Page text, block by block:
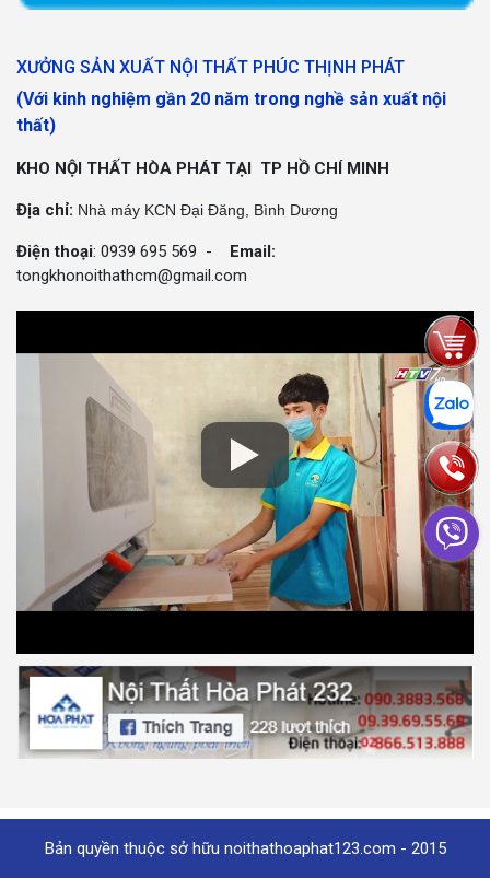
XƯỞNG SẢN XUẤT NỘI THẤT PHÚC THỊNH PHÁT
(Với kinh nghiệm gần 20 năm trong nghề sản xuất nội
thất)
KHO NỘI THẤT HÒA PHÁT TẠI TP HỒ CHÍ MINH
Địa chỉ: Nhà máy KCN Đại Đăng, Bình Dương
Điện thoại: 0939 695 569 -
Email:
tongkhonoithathcm@gmail.com
Bản quyền thuộc sở hữu noithathoaphat123.com - 2015